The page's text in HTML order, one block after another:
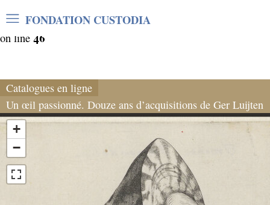
Warning: Undefined array key "var_mode" in
/home/clients/06cf3fb6db0bf3383064f508e4e3b220/
on line 46
FONDATION CUSTODIA
Catalogues en ligne
Un œil passionné. Douze ans d’acquisitions de Ger Luijten
+
−